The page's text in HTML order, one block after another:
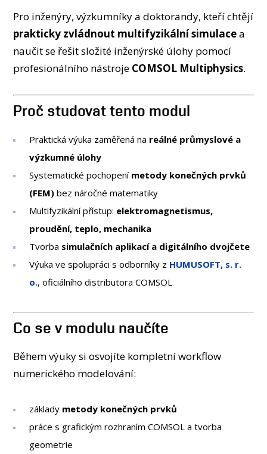
Pro inženýry, výzkumníky a doktorandy, kteří chtějí
prakticky zvládnout multifyzikální simulacea
naučit se řešit složité inženýrské úlohy pomocí
profesionálního nástroje COMSOL Multiphysics.
Proč studovat tento modul
Praktická výuka zaměřená na reálné průmyslové a
výzkumné úlohy
Systematické pochopení metody konečných prvků
(FEM) bez náročné matematiky
Multifyzikální přístup: elektromagnetismus,
proudění, teplo, mechanika
Tvorba simulačních aplikací a digitálního dvojčete
Výuka ve spolupráci s odborníky z HUMUSOFT, s. r.
o., oficiálního distributora COMSOL
Co se v modulu naučíte
Během výuky si osvojíte kompletní workflow
numerického modelování:
základy metody konečných prvků
práce s grafickým rozhraním COMSOL a tvorba
geometrie